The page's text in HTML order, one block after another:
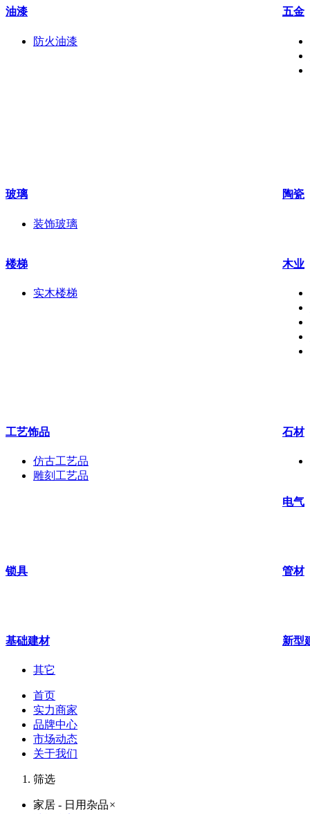
油漆
防火油漆
五金
玻璃
装饰玻璃
陶瓷
楼梯
实木楼梯
木业
工艺饰品
仿古工艺品
雕刻工艺品
石材
电气
锁具 管材
基础建材
其它
新型
首页
实力商家
品牌中心
市场动态
关于我们
筛选
家居 - 日用杂品×